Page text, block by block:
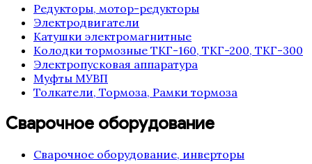
Редукторы, мотор-редукторы
Электродвигатели
Катушки электромагнитные
Колодки тормозные ТКГ-160, ТКГ-200, ТКГ-300
Электропусковая аппаратура
Муфты МУВП
Толкатели, Тормоза, Рамки тормоза
Сварочное оборудование
Сварочное оборудование, инверторы